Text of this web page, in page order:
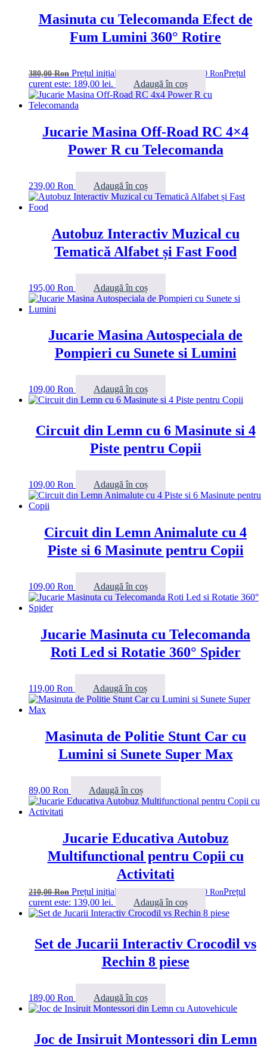
Masinuta cu Telecomanda Efect de
Fum Lumini 360° Rotire
380,00Ron Prețul inițial a fost: 380,00 lei. 189,00 RonPrețul
curent este: 189,00 lei.
Adaugă în coș
Jucarie Masina Off-Road RC 4×4
Power R cu Telecomanda
239,00 Ron Adaugă în coș
Autobuz Interactiv Muzical cu
Tematică Alfabet și Fast Food
195,00 Ron Adaugă în coș
Jucarie Masina Autospeciala de
Pompieri cu Sunete si Lumini
109,00 Ron Adaugă în coș
Circuit din Lemn cu 6 Masinute si 4
Piste pentru Copii
109,00 Ron Adaugă în coș
Circuit din Lemn Animalute cu 4
Piste si 6 Masinute pentru Copii
109,00 Ron Adaugă în coș
Jucarie Masinuta cu Telecomanda
Roti Led si Rotatie 360° Spider
119,00 Ron Adaugă în coș
Masinuta de Politie Stunt Car cu
Lumini si Sunete Super Max
89,00 Ron Adaugă în coș
Jucarie Educativa Autobuz
Multifunctional pentru Copii cu
Activitati
210,00Ron Prețul inițial a fost: 210,00 lei. 139,00 RonPrețul
curent este: 139,00 lei.
Adaugă în coș
Set de Jucarii Interactiv Crocodil vs
Rechin 8 piese
189,00 Ron Adaugă în coș
Joc de Insiruit Montessori din Lemn